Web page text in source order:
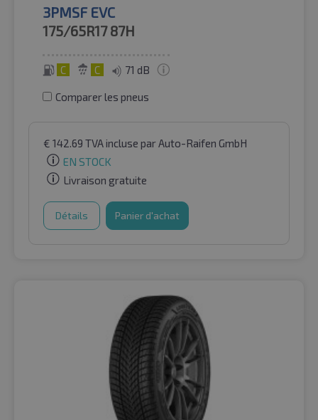
3PMSF EVC
175/65R17 87H
C C 71 dB
Comparer les pneus
€ 142.69 TVA incluse par Auto-Raifen GmbH
EN STOCK
Livraison gratuite
Détails Panier d'achat